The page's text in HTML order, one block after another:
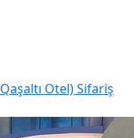
Otel)Sifariş